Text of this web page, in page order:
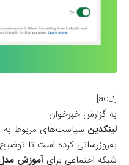
[ad_1]
به گزارش خبرخوان
لینکدین سیاست‌های مربوط به
به‌روزرسانی کرده است تا
شبکه اجتماعی برای آموزش